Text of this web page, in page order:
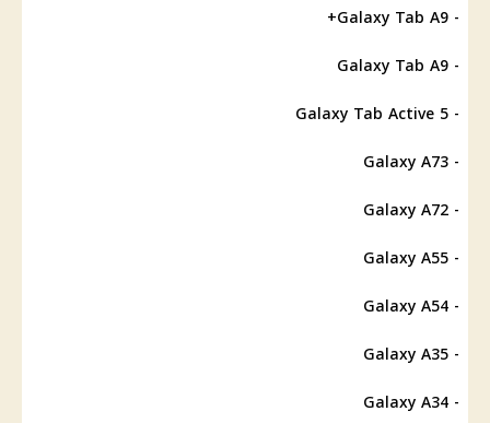
- Galaxy Tab A9+
- Galaxy Tab A9
- Galaxy Tab Active 5
- Galaxy A73
- Galaxy A72
- Galaxy A55
- Galaxy A54
- Galaxy A35
- Galaxy A34